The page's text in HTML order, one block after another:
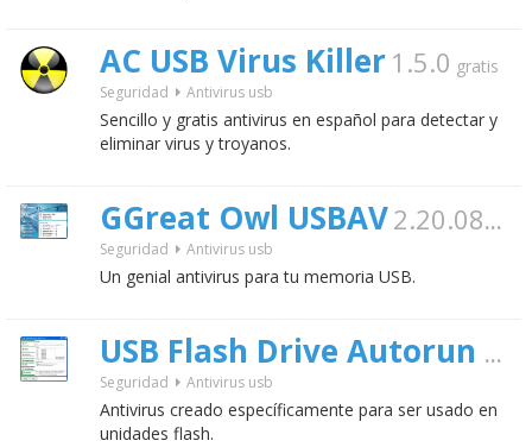
AC USB Virus Killer 1.5.0 gratis
Seguridad Antivirus usb
Sencillo y gratis antivirus en español para detectar y
eliminar virus y troyanos.
GGreat Owl USBAV2.20.0824
Seguridad Antivirus usb
Un genial antivirus para tu memoria USB.
USB Flash Drive Autorun Antivirus
Seguridad Antivirus usb
Antivirus creado específicamente para ser usado en
unidades flash.